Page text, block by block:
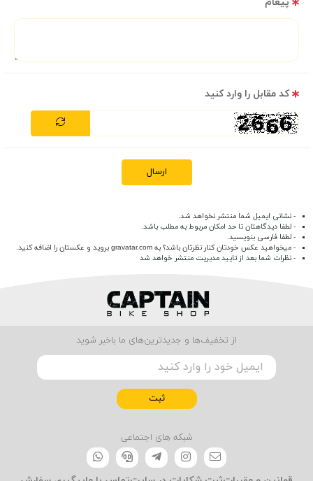
کد مقابل را وارد کنید
ارسال
- نشانی ایمیل شما منتشر نخواهد شد.
- لطفا دیدگاهتان تا حد امکان مربوط به مطلب باشد.
- لطفا فارسی بنویسید.
- میخواهید عکس خودتان کنار نظرتان باشد؟ به gravatar.com بروید و عکستان را اضافه کنید.
- نظرات شما بعد از تایید مدیریت منتشر خواهد شد
از تخفیف‌ها و جدیدترین‌های ما باخبر شوید
ثبت
شبکه های اجتماعی